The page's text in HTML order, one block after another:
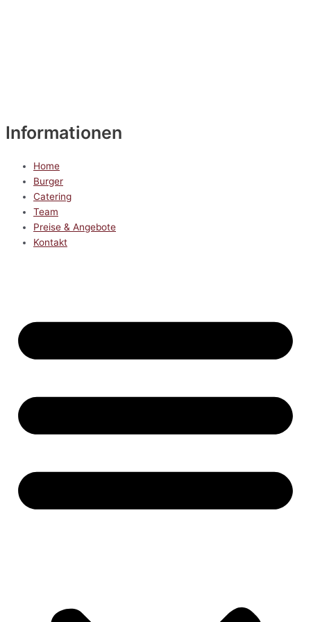
Informationen
Home
Burger
Catering
Team
Preise & Angebote
Kontakt